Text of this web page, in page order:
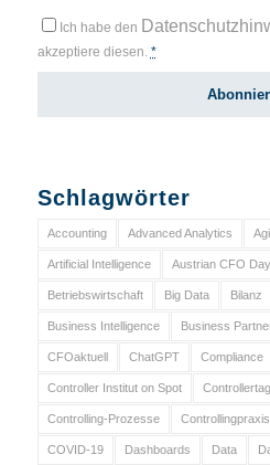
Ich habe den
akzeptiere diesen. *
Schlagwörter
Accounting Advanced Analytics
Artificial Intelligence Austrian CFO Day
Betriebswirtschaft Big Data Bilanz
Business Intelligence Business
CFOaktuell ChatGPT Compliance
Controller Institut on Spot Controllertag
Controlling-Prozesse Controllingpraxis
COVID-19 Dashboards Data